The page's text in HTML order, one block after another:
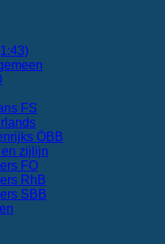
FS
ÖBB
en zijlijn
FO
RhB
SBB